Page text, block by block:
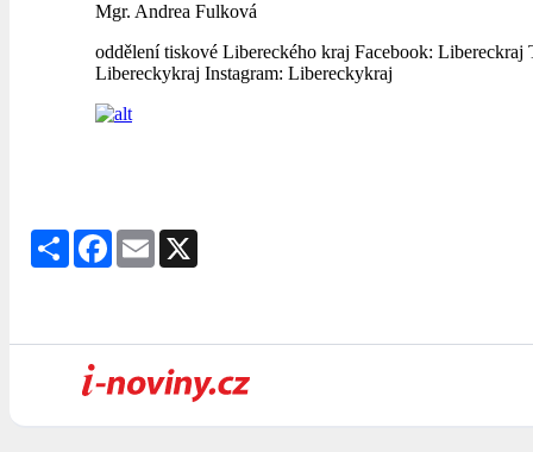
Mgr. Andrea Fulková
oddělení tiskové Libereckého kraj Facebook: Libereckraj
Libereckykraj Instagram: Libereckykraj
Share Facebook
Email